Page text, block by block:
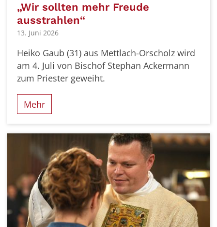
„Wir sollten mehr Freude
ausstrahlen“
13. Juni 2026
Heiko Gaub (31) aus Mettlach-Orscholz wird
am 4. Juli von Bischof Stephan Ackermann
zum Priester geweiht.
Mehr